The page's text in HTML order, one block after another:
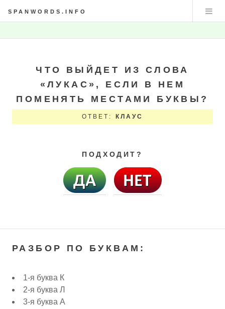
SPANWORDS.INFO
ЧТО ВЫЙДЕТ ИЗ СЛОВА
«ЛУКАС», ЕСЛИ В НЕМ
ПОМЕНЯТЬ МЕСТАМИ БУКВЫ?
ОТВЕТ: КЛАУС
ПОДХОДИТ?
РАЗБОР ПО БУКВАМ:
1-я буква К
2-я буква Л
3-я буква А